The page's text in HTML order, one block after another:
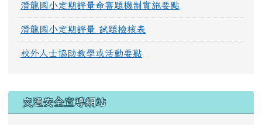
潛龍國小定期評量命審題機制實施要點
潛龍國小定期評量 試題檢核表
校外人士協助教學或活動要點
交通安全宣導網站